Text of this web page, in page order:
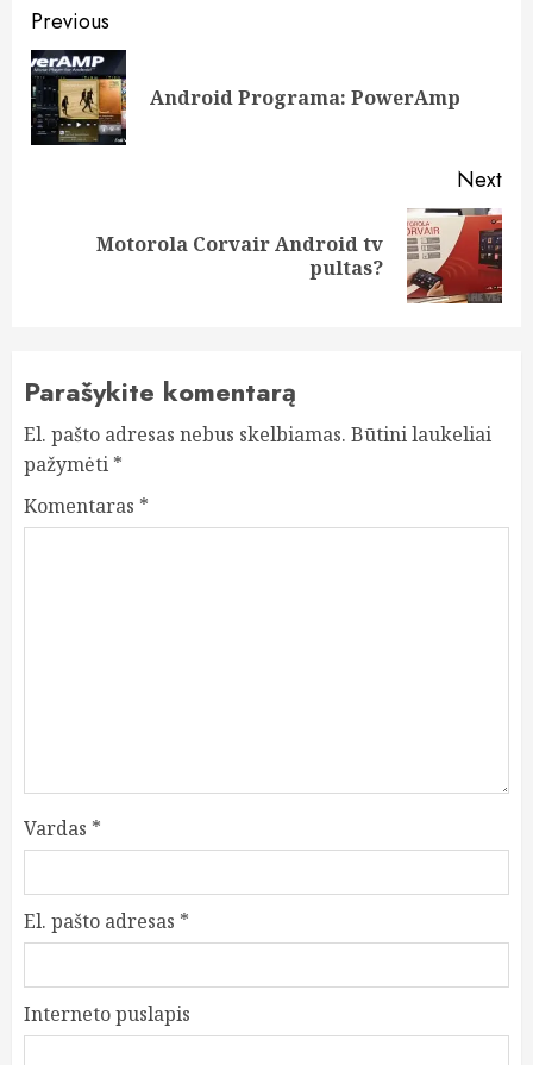
Post
navigation
Previous
Android Programa: PowerAmp
Next
Motorola Corvair Android tv
pultas?
Parašykite komentarą
El. pašto adresas nebus skelbiamas. Būtini laukeliai
pažymėti *
Komentaras *
Vardas *
El. pašto adresas *
Interneto puslapis